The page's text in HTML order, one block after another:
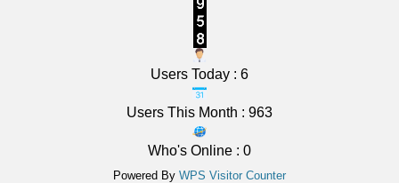
Users Today : 6
Users This Month : 963
Who's Online : 0
Powered By WPS Visitor Counter